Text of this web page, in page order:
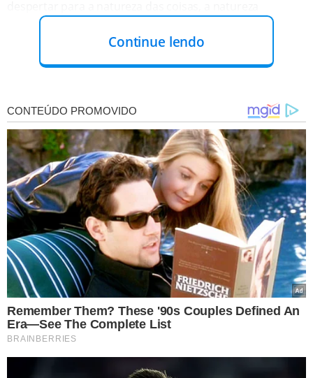
humana, especialmente, cuja consciência é a principal
tecnologia desse ser.Continue lendo